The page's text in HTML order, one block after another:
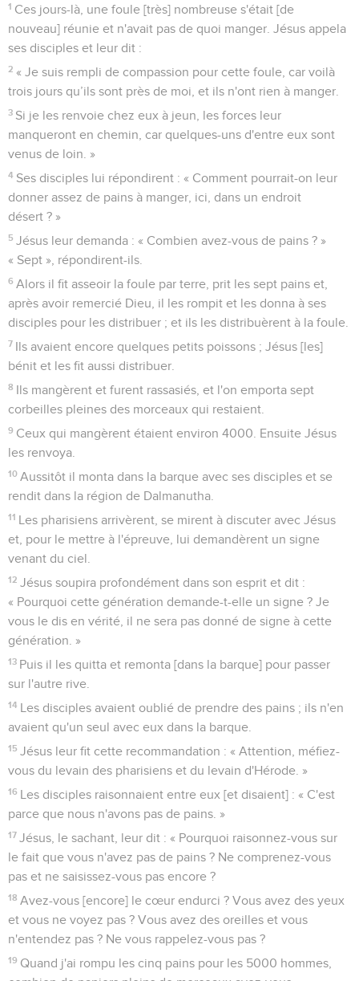
1 Ces jours-là, une foule [très] nombreuse s'était [de
nouveau] réunie et n'avait pas de quoi manger. Jésus appela
ses disciples et leur dit :
2 « Je suis rempli de compassion pour cette foule, car voilà
trois jours qu’ils sont près de moi, et ils n'ont rien à manger.
3 Si je les renvoie chez eux à jeun, les forces leur
manqueront en chemin, car quelques-uns d'entre eux sont
venus de loin. »
4 Ses disciples lui répondirent : « Comment pourrait-on leur
donner assez de pains à manger, ici, dans un endroit
désert ? »
5 Jésus leur demanda : « Combien avez-vous de pains ? »
« Sept », répondirent-ils.
6 Alors il fit asseoir la foule par terre, prit les sept pains et,
après avoir remercié Dieu, il les rompit et les donna à ses
disciples pour les distribuer ; et ils les distribuèrent à la foule.
7 Ils avaient encore quelques petits poissons ; Jésus [les]
bénit et les fit aussi distribuer.
8 Ils mangèrent et furent rassasiés, et l'on emporta sept
corbeilles pleines des morceaux qui restaient.
9 Ceux qui mangèrent étaient environ 4000. Ensuite Jésus
les renvoya.
10 Aussitôt il monta dans la barque avec ses disciples et se
rendit dans la région de Dalmanutha.
11 Les pharisiens arrivèrent, se mirent à discuter avec Jésus
et, pour le mettre à l'épreuve, lui demandèrent un signe
venant du ciel.
12 Jésus soupira profondément dans son esprit et dit :
« Pourquoi cette génération demande-t-elle un signe ? Je
vous le dis en vérité, il ne sera pas donné de signe à cette
génération. »
13 Puis il les quitta et remonta [dans la barque] pour passer
sur l'autre rive.
14 Les disciples avaient oublié de prendre des pains ; ils n'en
avaient qu'un seul avec eux dans la barque.
15 Jésus leur fit cette recommandation : « Attention, méfiez-
vous du levain des pharisiens et du levain d'Hérode. »
16 Les disciples raisonnaient entre eux [et disaient] : « C'est
parce que nous n'avons pas de pains. »
17 Jésus, le sachant, leur dit : « Pourquoi raisonnez-vous sur
le fait que vous n'avez pas de pains ? Ne comprenez-vous
pas et ne saisissez-vous pas encore ?
18 Avez-vous [encore] le cœur endurci ? Vous avez des yeux
et vous ne voyez pas ? Vous avez des oreilles et vous
n'entendez pas ? Ne vous rappelez-vous pas ?
19 Quand j'ai rompu les cinq pains pour les 5000 hommes,